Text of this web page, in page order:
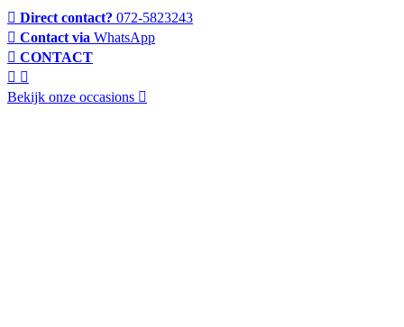
Direct contact? 072-5823243
Contact via WhatsApp
CONTACT
Bekijk onze occasions